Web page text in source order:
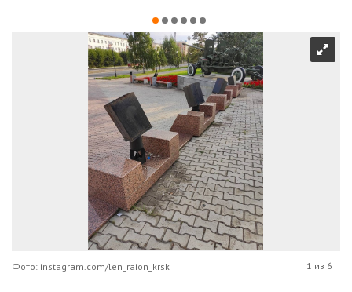
Фото: instagram.com/len_raion_krsk 1 из 6